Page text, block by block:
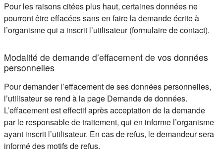
Pour les raisons citées plus haut, certaines données ne
pourront être effacées sans en faire la demande écrite à
l’organisme qui a inscrit l’utilisateur (formulaire de contact).
Modalité de demande d’effacement de vos données
personnelles
Pour demander l’effacement de ses données personnelles,
l’utilisateur se rend à la page Demande de données.
L’effacement est effectif après acceptation de la demande
par le responsable de traitement, qui en informe l’organisme
ayant inscrit l’utilisateur. En cas de refus, le demandeur sera
informé des motifs de refus.